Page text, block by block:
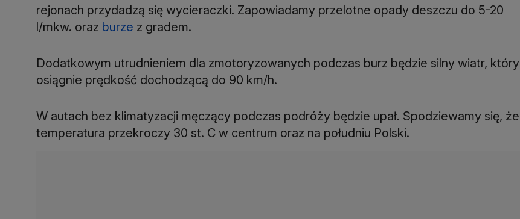
rejonach przydadzą się wycieraczki. Zapowiadamy przelotne opady deszczu do 5-20
l/mkw. oraz burze z gradem.
Dodatkowym utrudnieniem dla zmotoryzowanych podczas burz będzie silny wiatr, który
osiągnie prędkość dochodzącą do 90 km/h.
W autach bez klimatyzacji męczący podczas podróży będzie upał. Spodziewamy się, że
temperatura przekroczy 30 st. C w centrum oraz na południu Polski.